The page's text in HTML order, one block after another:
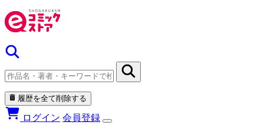
履歴を全て削除する
ログイン 会員登録